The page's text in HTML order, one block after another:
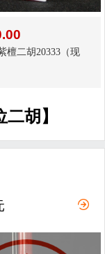
檀二胡20333（现
胡】